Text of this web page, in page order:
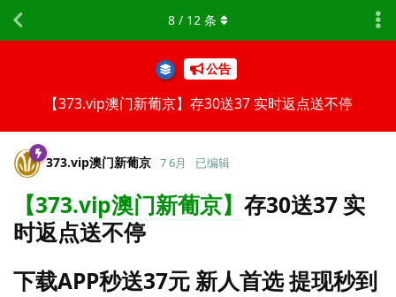
公告
【373.vip澳门新葡京】存30送37 实时返点送不停
8 / 12 条
373.​vip澳门新葡京 7 6月 已编辑
【373.vip澳门新葡京】 存30送37 实
时返点送不停
下载APP秒送37元 新人首选 提现秒到